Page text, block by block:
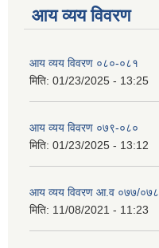
आय व्यय विवरण
आय व्यय विवरण ०८०-०८१
मिति: 01/23/2025 - 13:25
आय व्यय विवरण ०७९-०८०
मिति: 01/23/2025 - 13:12
आय व्यय विवरण आ.व ०७७/०७८
मिति: 11/08/2021 - 11:23